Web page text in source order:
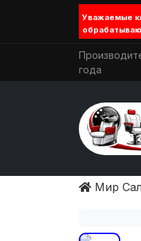
Уважаемые
года
Мир